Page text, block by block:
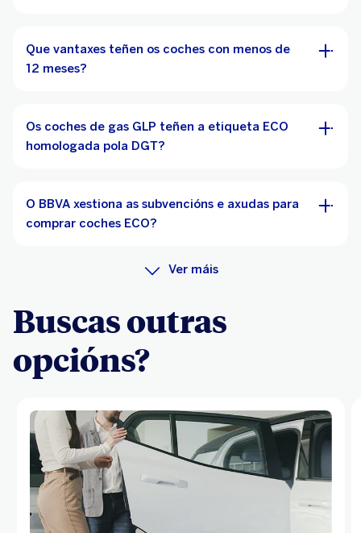
Que vantaxes teñen os coches con menos de
12 meses?
Os coches de gas GLP teñen a etiqueta ECO
homologada pola DGT?
O BBVA xestiona as subvencións e axudas para
comprar coches ECO?
Ver máis
Buscas outras
opcións?